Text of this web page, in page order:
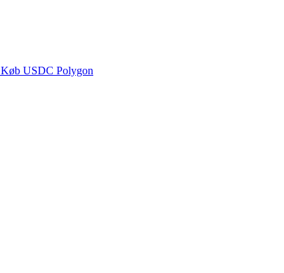
Køb USDC Polygon